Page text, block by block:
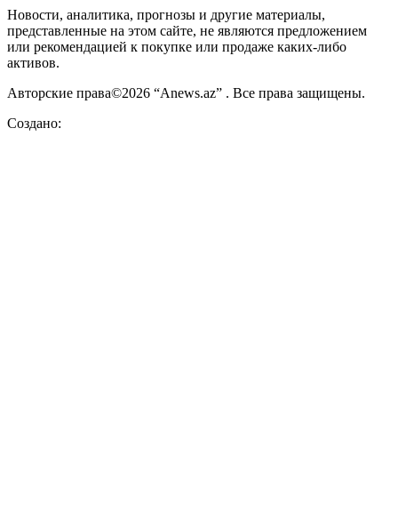
Новости, аналитика, прогнозы и другие материалы,
представленные на этом сайте, не являются предложением
или рекомендацией к покупке или продаже каких-либо
активов.
Авторские права©2026 “Anews.az” . Все права защищены.
Создано: